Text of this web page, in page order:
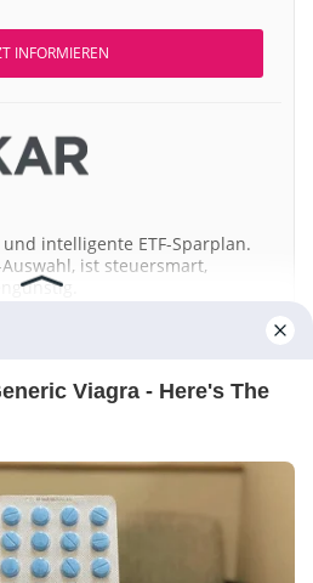
INFORMIEREN
intelligente ETF-Sparplan.
ist steuersmart,
ERFAHREN
S&P 500
-Werbung -Barrierefreiheit
Viagra - Here's The